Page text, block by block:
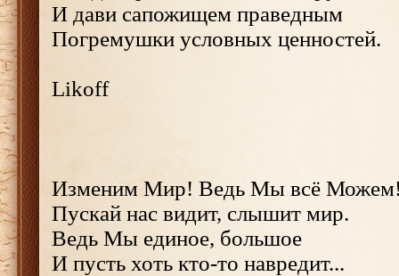
И дави сапожищем праведным
Погремушки условных ценностей.
Likoff
Изменим Мир! Ведь Мы всё
Пускай нас видит, слышит мир.
Ведь Мы единое, большое
И пусть хоть кто-то навредит...